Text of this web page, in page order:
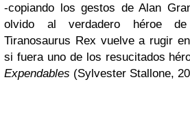
-copiando los gestos de Alan
olvido al verdadero héroe
Tiranosaurus Rex vuelve a rugir
si fuera uno de los resucitados
Expendables (Sylvester Stallone,